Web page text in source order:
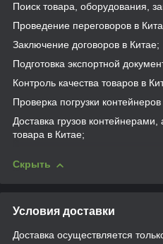
Поиск товара, оборудования,
Проведение переговоров в
Заключение договоров в Китае;
Подготовка экспортной
Контроль качества товаров в
Проверка погрузки
Доставка грузов
товара в Китае;
Скрыть
Условия доставки
Доставка осуществляется